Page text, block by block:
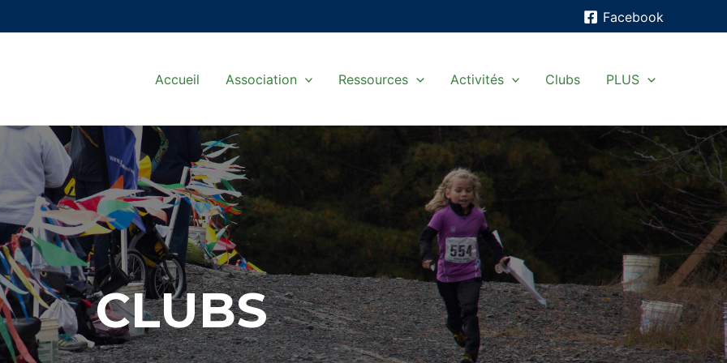
Facebook
Accueil Association Ressources Activités Clubs PLUS
CLUBS